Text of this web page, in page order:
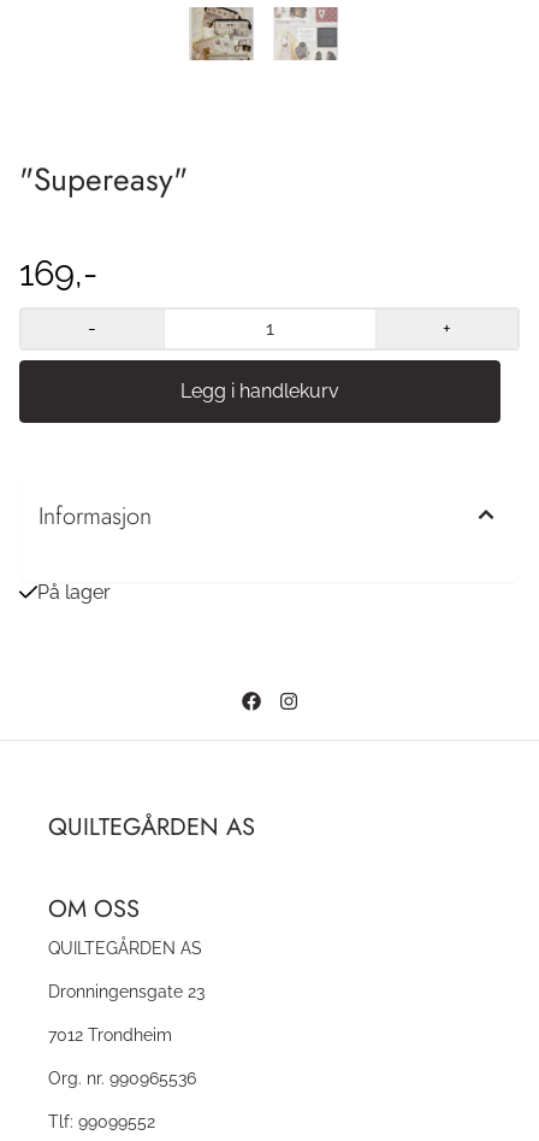
"Supereasy"
169,-
- +
Informasjon
På lager
QUILTEGÅRDEN AS
OM OSS
QUILTEGÅRDEN AS
Dronningensgate 23
7012 Trondheim
Org. nr. 990965536
Tlf: 99099552